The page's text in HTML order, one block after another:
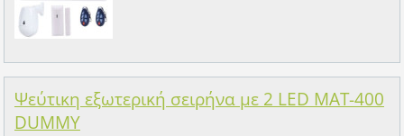
Ψεύτικη εξωτερική σειρήνα με 2 LED MAT-400
DUMMY